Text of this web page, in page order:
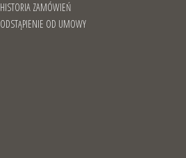
HISTORIA ZAMÓWIEŃ
ODSTĄPIENIE OD UMOWY